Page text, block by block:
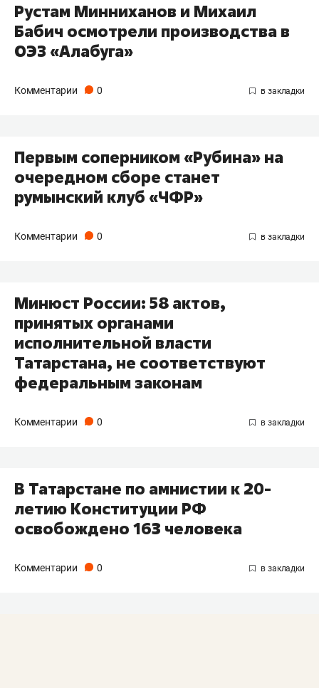
Рустам Минниханов и Михаил
Бабич осмотрели производства в
ОЭЗ «Алабуга»
Комментарии 0
Первым соперником «Рубина» на
очередном сборе станет
румынский клуб «ЧФР»
Комментарии 0
Минюст России: 58 актов,
принятых органами
исполнительной власти
Татарстана, не соответствуют
федеральным законам
Комментарии 0
В Татарстане по амнистии к 20-
летию Конституции РФ
освобождено 163 человека
Комментарии 0